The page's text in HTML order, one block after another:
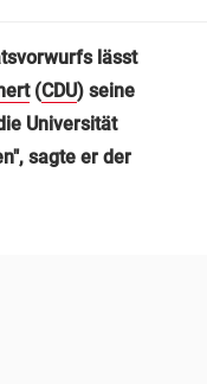
lässt
(CDU) seine
Universität
sagte er der